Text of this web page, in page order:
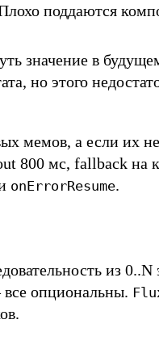
поддаются
значение в
но этого
мемов, а если их
800 мс, fallback на
onErrorResume.
из 0..N
опциональны.